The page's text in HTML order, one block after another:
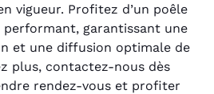
vigueur. Profitez d’un poêle
garantissant une
et une diffusion optimale de
plus, contactez-nous dès
rendez-vous et profiter